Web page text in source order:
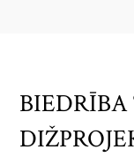
BIEDRĪBA